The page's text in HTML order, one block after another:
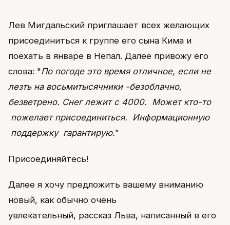
Лев Мигдальский приглашает всех желающих
присоединиться к группе его сына Кима и
поехать в январе в Непал. Далее привожу его
слова: "По погоде это время отличное, если не
лезть на восьмитысячники -безоблачно,
безветрено. Снег лежит с 4000. Может кто-то
пожелает присоединиться. Информационную
поддержку гарантирую."
Присоединяйтесь!
Далее я хочу предложить вашему вниманию
новый, как обычно очень
увлекательный, рассказ Льва, написанный в его